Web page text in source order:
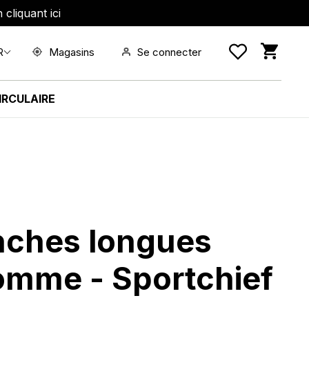
cliquant ici
Magasins Se connecter
longues
- Sportchief